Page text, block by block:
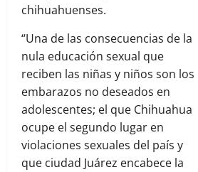
chihuahuenses.
“Una de las consecuencias de la
nula educación sexual que
reciben las niñas y niños son los
embarazos no deseados en
adolescentes; el que Chihuahua
ocupe el segundo lugar en
violaciones sexuales del país y
que ciudad Juárez encabece la